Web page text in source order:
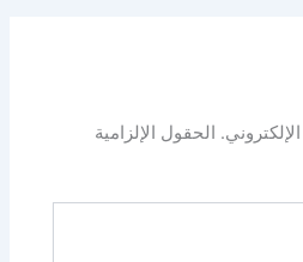
الحقول الإلزامية